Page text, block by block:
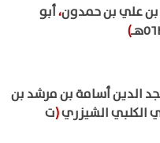
علي بن حمدون،أبو
)
الدين أسامة بن مرشد بن
الكلبي الشيزري(ت